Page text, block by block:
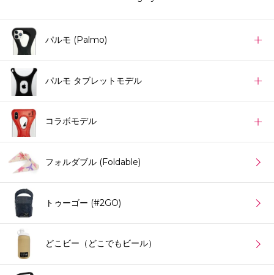
パルモ (Palmo)
パルモ タブレットモデル
コラボモデル
フォルダブル (Foldable)
トゥーゴー (#2GO)
どこビー（どこでもビール）